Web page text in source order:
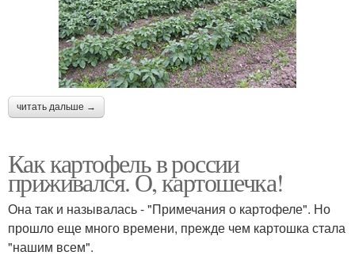
читать дальше →
Как картофель в россии
приживался. О, картошечка!
Она так и называлась - "Примечания о картофеле". Но
прошло еще много времени, прежде чем картошка стала
"нашим всем".